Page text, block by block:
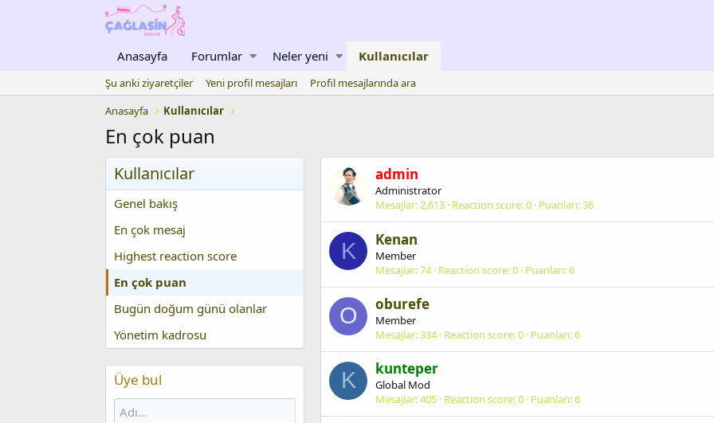
Anasayfa Forumlar Neler yeni Kullanıcılar
Şu anki ziyaretçiler Yeni profil mesajları
Profil mesajlarında ara
Anasayfa
Kullanıcılar
En çok puan
Kullanıcılar
Genel bakış
En çok mesaj
Highest reaction score
En çok puan
Bugün doğum günü olanlar
Yönetim kadrosu
Üye bul
admin
Administrator
Mesajlar 2,613 Reaction score 0 Puanları 36
K Kenan
Member
Mesajlar 74 Reaction score 0 Puanları 6
O oburefe
Member
Mesajlar 334 Reaction score 0 Puanları 6
K kunteper
Global Mod
Mesajlar 405 Reaction score 0 Puanları 6